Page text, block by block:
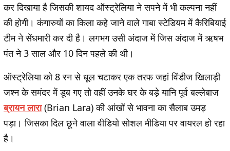
कर दिखाया है जिसकी शायद ऑस्ट्रेलिया ने सपने में भी कल्पना नहीं
की होगी। कंगारुयों का किला कहे जाने वाले गाबा स्टेडियम में कैरिबियाई
टीम ने सेंधमारी कर दी है। लगभग उसी अंदाज में जिस अंदाज में ऋषभ
पंत ने 3 साल और 10 दिन पहले की थी।
ऑस्ट्रेलिया को 8 रन से धूल चटाकर एक तरफ जहां विंडीज खिलाड़ी
जश्न के समंदर में डूब गए तो वहीं उनके घर के बड़े यानि पूर्व बल्लेबाज
ब्रायन लारा(Brian Lara) की आंखों से भावना का सैलाब उमड़
पड़ा। जिसका दिल छूने वाला वीडियो सोशल मीडिया पर वायरल हो रहा
है।